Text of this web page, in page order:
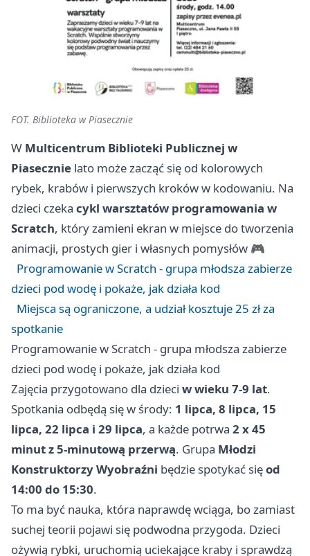
FOT. Biblioteka w Piasecznie
W Multicentrum Biblioteki Publicznej w
Piasecznie lato może zacząć się od kolorowych
rybek, krabów i pierwszych kroków w kodowaniu. Na
dzieci czeka cykl warsztatów programowania w
Scratch, który zamieni ekran w miejsce do tworzenia
animacji, prostych gier i własnych pomysłów 🎮
Programowanie w Scratch - grupa młodsza zabierze
dzieci pod wodę i pokaże, jak działa kod
Miejsca są ograniczone, a udział kosztuje 25 zł za
spotkanie
Programowanie w Scratch - grupa młodsza zabierze
dzieci pod wodę i pokaże, jak działa kod
Zajęcia przygotowano dla dzieci w wieku 7-9 lat.
Spotkania odbędą się w środy: 1 lipca, 8 lipca, 15
lipca, 22 lipca i 29 lipca, a każde potrwa 2 x 45
minut z 5-minutową przerwą. Grupa Młodzi
Konstruktorzy Wyobraźni będzie spotykać sięod
14:00 do 15:30.
To ma być nauka, która naprawdę wciąga, bo zamiast
suchej teorii pojawi się podwodna przygoda. Dzieci
ożywią rybki, uruchomią uciekające kraby i sprawdzą